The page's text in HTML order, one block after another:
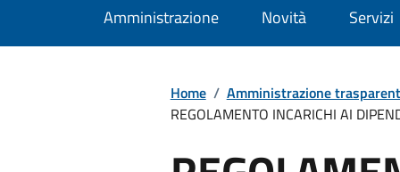
Amministrazione Novità Servizi
Home / Amministrazione
REGOLAMENTO INCARICHI AI